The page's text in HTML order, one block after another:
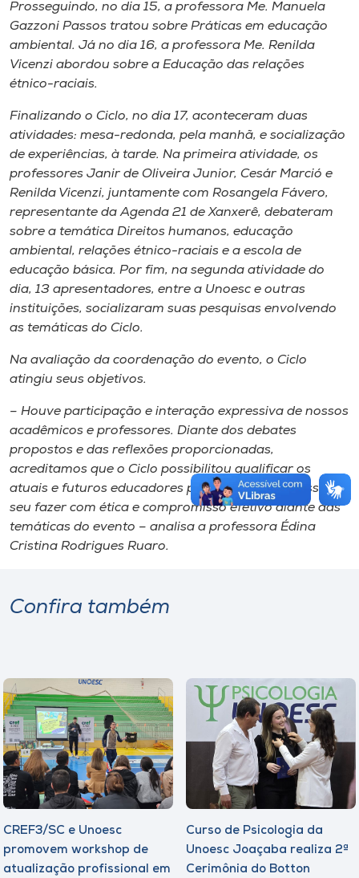
Prosseguindo, no dia 15, a professora Me. Manuela
Gazzoni Passos tratou sobre Práticas em educação
ambiental. Já no dia 16, a professora Me. Renilda
Vicenzi abordou sobre a Educação das relações
étnico-raciais.
Finalizando o Ciclo, no dia 17, aconteceram duas
atividades: mesa-redonda, pela manhã, e socialização
de experiências, à tarde. Na primeira atividade, os
professores Janir de Oliveira Junior, Cesár Marció e
Renilda Vicenzi, juntamente com Rosangela Fávero,
representante da Agenda 21 de Xanxerê, debateram
sobre a temática Direitos humanos, educação
ambiental, relações étnico-raciais e a escola de
educação básica. Por fim, na segunda atividade do
dia, 13 apresentadores, entre a Unoesc e outras
instituições, socializaram suas pesquisas envolvendo
as temáticas do Ciclo.
Na avaliação da coordenação do evento, o Ciclo
atingiu seus objetivos.
– Houve participação e interação expressiva de nossos
acadêmicos e professores. Diante dos debates
propostos e das reflexões proporcionadas,
acreditamos que o Ciclo possibilitou qualificar os
atuais e futuros educadores para que possam assumir
seu fazer com ética e compromisso efetivo diante das
temáticas do evento – analisa a professora Édina
Cristina Rodrigues Ruaro.
Confira também
CREF3/SC e Unoesc
promovem workshop de
atualização profissional em
Curso de Psicologia da
Unoesc Joaçaba realiza 2ª
Cerimônia do Botton